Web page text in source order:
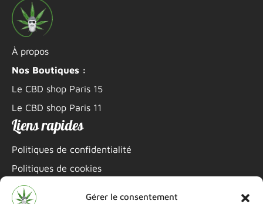
Gérer le consentement
À propos
Nos Boutiques :
Le CBD shop Paris 15
Le CBD shop Paris 11
Liens rapides
Politiques de confidentialité
Politiques de cookies
Mentions légales